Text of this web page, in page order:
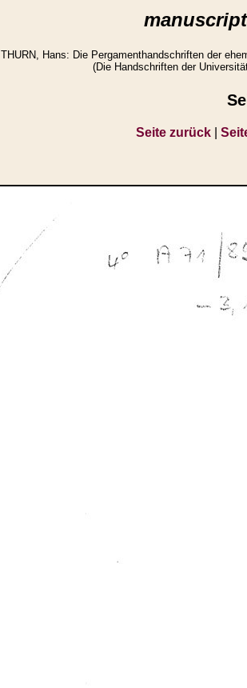
THURN, Hans: Die Pergamenthandschriften der
(Die Handschriften der
Seite zurück|